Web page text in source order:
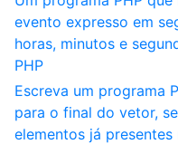
evento expresso em
horas, minutos e
PHP
Escreva um programa
para o final do vetor,
elementos já